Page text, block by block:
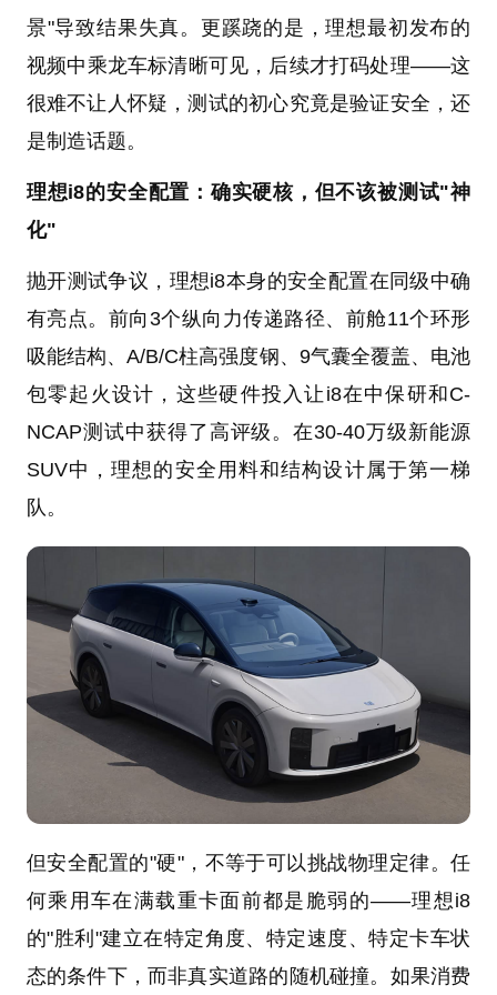
景"导致结果失真。更蹊跷的是，理想最初发布的
视频中乘龙车标清晰可见，后续才打码处理——这
很难不让人怀疑，测试的初心究竟是验证安全，还
是制造话题。
理想i8的安全配置：确实硬核，但不该被测试"神
化"
抛开测试争议，理想i8本身的安全配置在同级中确
有亮点。前向3个纵向力传递路径、前舱11个环形
吸能结构、A/B/C柱高强度钢、9气囊全覆盖、电池
包零起火设计，这些硬件投入让i8在中保研和C-
NCAP测试中获得了高评级。在30-40万级新能源
SUV中，理想的安全用料和结构设计属于第一梯
队。
但安全配置的"硬"，不等于可以挑战物理定律。任
何乘用车在满载重卡面前都是脆弱的——理想i8
的"胜利"建立在特定角度、特定速度、特定卡车状
态的条件下，而非真实道路的随机碰撞。如果消费